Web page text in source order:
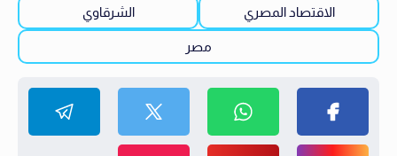
الاقتصاد المصري الشرقاوي
مصر